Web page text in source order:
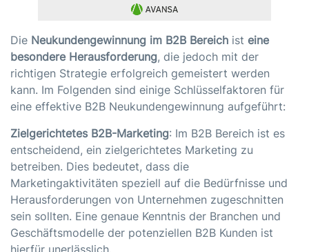
Die Neukundengewinnung im B2B Bereich ist eine
besondere Herausforderung, die jedoch mit der
richtigen Strategie erfolgreich gemeistert werden
kann. Im Folgenden sind einige Schlüsselfaktoren für
eine effektive B2B Neukundengewinnung aufgeführt:
Zielgerichtetes B2B-Marketing: Im B2B Bereich ist es
entscheidend, ein zielgerichtetes Marketing zu
betreiben. Dies bedeutet, dass die
Marketingaktivitäten speziell auf die Bedürfnisse und
Herausforderungen von Unternehmen zugeschnitten
sein sollten. Eine genaue Kenntnis der Branchen und
Geschäftsmodelle der potenziellen B2B Kunden ist
hierfür unerlässlich.